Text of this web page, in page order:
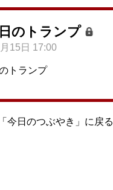
のトランプ
15日 17:00
トランプ
今日のつぶやき」に戻る